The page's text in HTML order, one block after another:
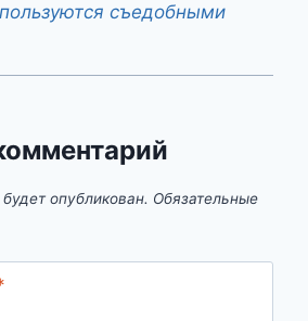
съедобными
опубликован. Обязательные